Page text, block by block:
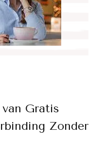
Gratis
Zonder